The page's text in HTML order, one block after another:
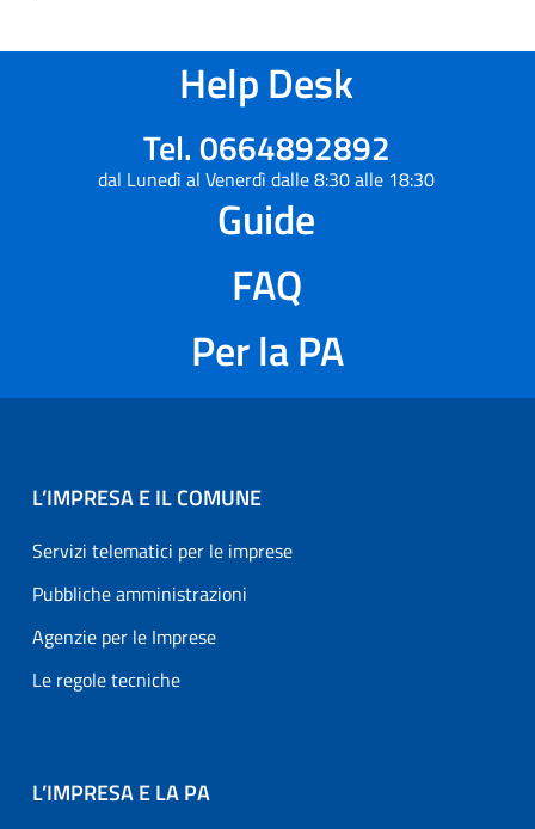
Help Desk
Tel. 0664892892
dal Lunedì al Venerdì dalle 8:30 alle 18:30
Guide
FAQ
Per la PA
L’IMPRESA E IL COMUNE
Servizi telematici per le imprese
Pubbliche amministrazioni
Agenzie per le Imprese
Le regole tecniche
L’IMPRESA E LA PA